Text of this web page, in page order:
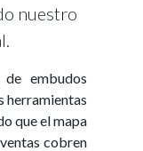
nuestro
embudos
herramientas
que el mapa
cobren